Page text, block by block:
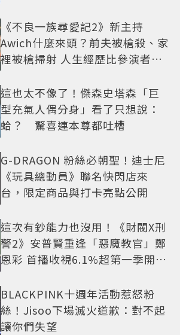
《不良一族尋愛記2》新主持
Awich什麼來頭？前夫被槍殺、家
裡被槍掃射 人生經歷比參演者還
這也太不像了！傑森史塔森「巨
型充氣人偶分身」看了只想說：
蛤？ 驚喜連本尊都吐槽
G-DRAGON 粉絲必朝聖！迪士尼
《玩具總動員》聯名快閃店來
台，限定商品與打卡亮點公開
這次有鈔能力也沒用！《財閥X刑
警2》安普賢重逢「惡魔教官」鄭
恩彩 首播收視6.1%超第一季開紅
BLACKPINK十週年活動惹怒粉
絲！Jisoo下場滅火道歉：對不起
讓你們失望